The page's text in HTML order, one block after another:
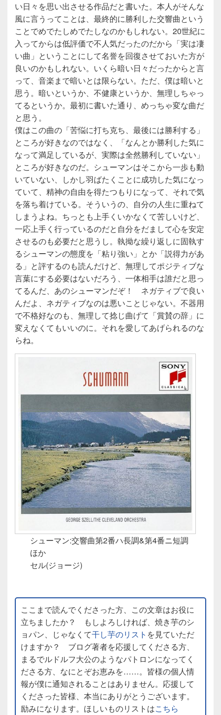
い日々を思い出させる作品だと書いた。本人がそんな
風に言うってことは、最終的に勝利した交響曲という
ことでめでたしめでたしなのかもしれない。20世紀に
入ってからは低評価で不人気だったのだから「実は凄
い曲」ということにして名誉を回復させておいた方が
良いのかもしれない。いくら暗い日々だったからと言
って、音楽まで暗いとは限らない。ただ、僕は暗いと
思う。暗いというか、不健康というか、無理しちゃっ
てるというか。最初に書いた通り、めっちゃ変な曲だ
と思う。
僕はこの曲の「苦悩に打ち克ち、最後には勝利する」
ところが好きなのではなく、「なんとか勝利した気に
なって満足しているが、実際は全然勝利していない」
ところが好きなのだ。シューマンはそこから一歩も動
いていない、しかし羽ばたくことに成功した気になっ
ていて、精神の自由を得たつもりになって、それで気
を落ち着けている。そういうの、自分の人生に重ねて
しまうよね。ちっとも上手くいかなくて苦しいけど、
一応上手く行っているのだと自分をだまして心を安定
させるのも必要だと思うし。執拗な繰り返しに固執す
るシューマンの態度を「粘り強い」とか「説得力があ
る」と評するのも読んだけど、無理してポジティブな
言葉にする必要はないだろう、一体相手は誰だと思っ
てるんだ、あのシューマンだぞ！ ネガティブで良い
んだよ、ネガティブなのは悪いことじゃない。不器用
で不格好なのも、無理して捻じ曲げて「賞賛の辞」に
変えなくてもいいのに。それを愛してあげられるのな
らね。
シューマン:交響曲第2番ハ長調&第4番ニ短調
ほか
セル(ジョージ)
ここまで読んでくださった方、この文章はお役に
立ちましたか？ もしよろしければ、焼き芋のシ
ョパン、じゃなくて干し芋のリスト を見ていただ
けますか？ ブログ著者を応援してくださる方、
まるでルドルフ大公のようなパトロンになってく
ださる方、なにとぞお恵みを……。皆様の個人情
報が僕に通知されることはありません。応援して
くださった皆様、本当にありがとうございます。
励みになります。ほしいものリストはこちら